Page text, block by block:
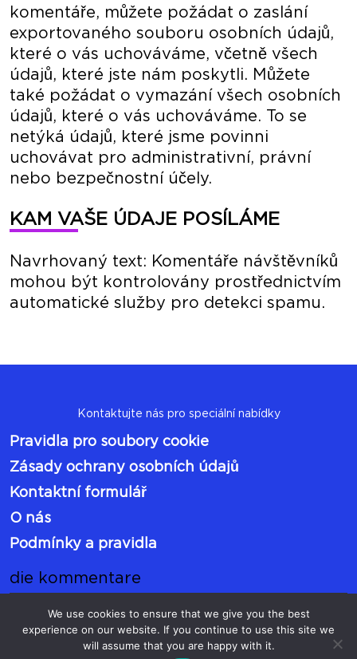
komentáře, můžete požádat o zaslání
exportovaného souboru osobních údajů,
které o vás uchováváme, včetně všech
údajů, které jste nám poskytli. Můžete
také požádat o vymazání všech osobních
údajů, které o vás uchováváme. To se
netýká údajů, které jsme povinni
uchovávat pro administrativní, právní
nebo bezpečnostní účely.
KAM VAŠE ÚDAJE POSÍLÁME
Navrhovaný text: Komentáře návštěvníků
mohou být kontrolovány prostřednictvím
automatické služby pro detekci spamu.
Kontaktujte nás pro speciální nabídky
Pravidla pro soubory cookie
Zásady ochrany osobních údajů
Kontaktní formulář
O nás
Podmínky a pravidla
die kommentare
We use cookies to ensure that we give you the best
experience on our website. If you continue to use this site we
will assume that you are happy with it.